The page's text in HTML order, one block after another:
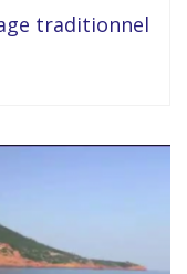
traditionnel